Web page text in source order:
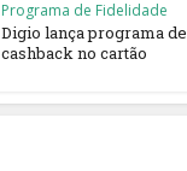
Programa de Fidelidade
Digio lança programa de
cashback no cartão